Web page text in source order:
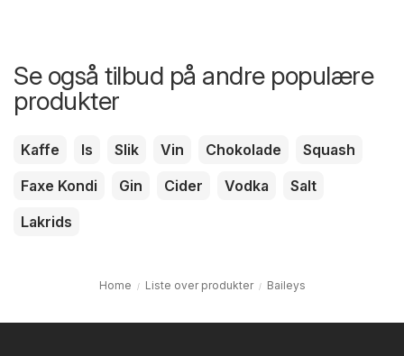
Se også tilbud på andre populære
produkter
Kaffe Is Slik Vin Chokolade
Squash
Faxe Kondi
Gin Cider Vodka
Salt
Lakrids
Home Liste over produkter Baileys